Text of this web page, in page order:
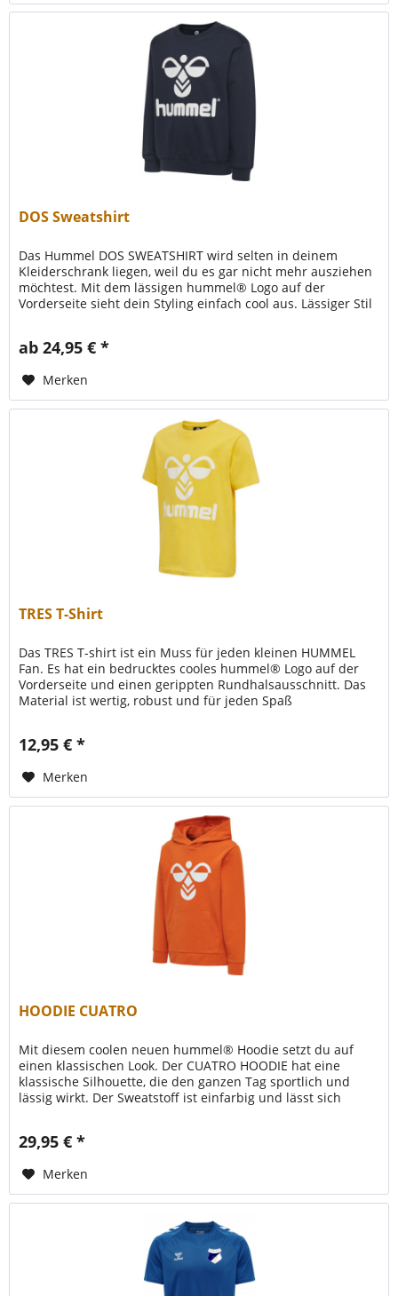
DOS Sweatshirt
Das Hummel DOS SWEATSHIRT wird selten in deinem
Kleiderschrank liegen, weil du es gar nicht mehr ausziehen
möchtest. Mit dem lässigen hummel® Logo auf der
Vorderseite sieht dein Styling einfach cool aus. Lässiger Stil
ab 24,95 € *
Merken
TRES T-Shirt
Das TRES T-shirt ist ein Muss für jeden kleinen HUMMEL
Fan. Es hat ein bedrucktes cooles hummel® Logo auf der
Vorderseite und einen gerippten Rundhalsausschnitt. Das
Material ist wertig, robust und für jeden Spaß
12,95 € *
Merken
HOODIE CUATRO
Mit diesem coolen neuen hummel® Hoodie setzt du auf
einen klassischen Look. Der CUATRO HOODIE hat eine
klassische Silhouette, die den ganzen Tag sportlich und
lässig wirkt. Der Sweatstoff ist einfarbig und lässt sich
29,95 € *
Merken